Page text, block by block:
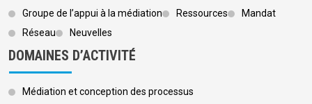
Groupe de l’appui à la médiation Ressources
Mandat
Réseau
Neuvelles
DOMAINES D’ACTIVITÉ
Médiation et conception des processus